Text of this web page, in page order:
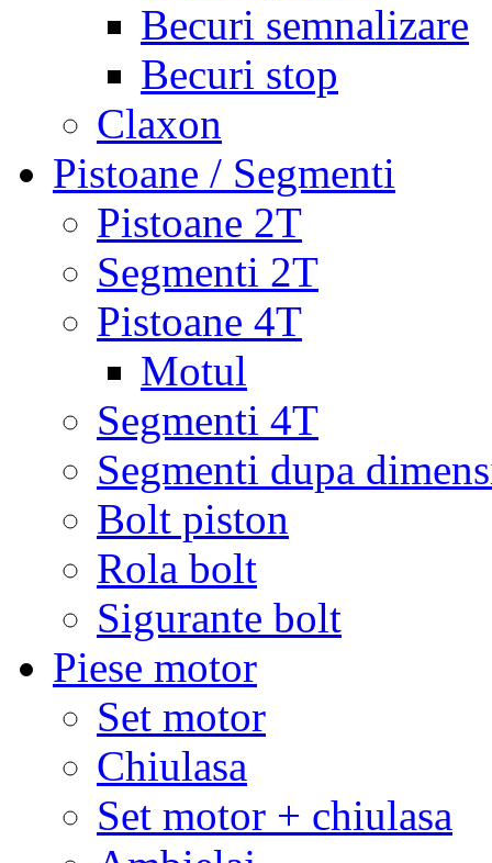
Becuri semnalizare
Becuri stop
Claxon
Pistoane / Segmenti
Pistoane 2T
Segmenti 2T
Pistoane 4T
Motul
Segmenti 4T
Segmenti dupa
Bolt piston
Rola bolt
Sigurante bolt
Piese motor
Set motor
Chiulasa
Set motor + chiulasa